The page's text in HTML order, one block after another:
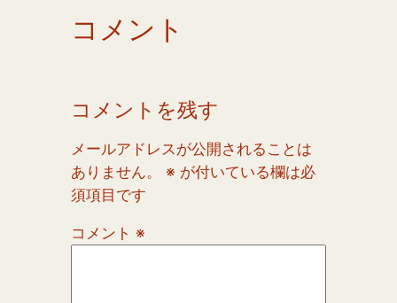
コメント
コメントを残す
メールアドレスが公開されることは
ありません。
※ が付いている欄は必
須項目です
コメント ※